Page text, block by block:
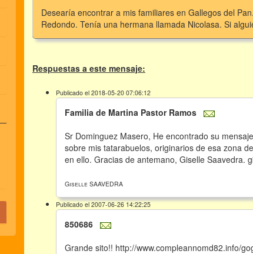
Desearía encontrar a mis familiares en Gallegos del
Redondo. Tenía una hermana llamada Nicolasa. Si
Respuestas a este mensaje:
Publicado el 2018-05-20 07:06:12
Familia de Martina Pastor Ramos
Sr Dominguez Masero, He encontrado su
sobre mis tatarabuelos, originarios de esa zona
en ello. Gracias de antemano, Giselle Saavedra.
Giselle SAAVEDRA
Publicado el 2007-06-26 14:22:25
850686
Grande sito!! http://www.compleannomd82.info/